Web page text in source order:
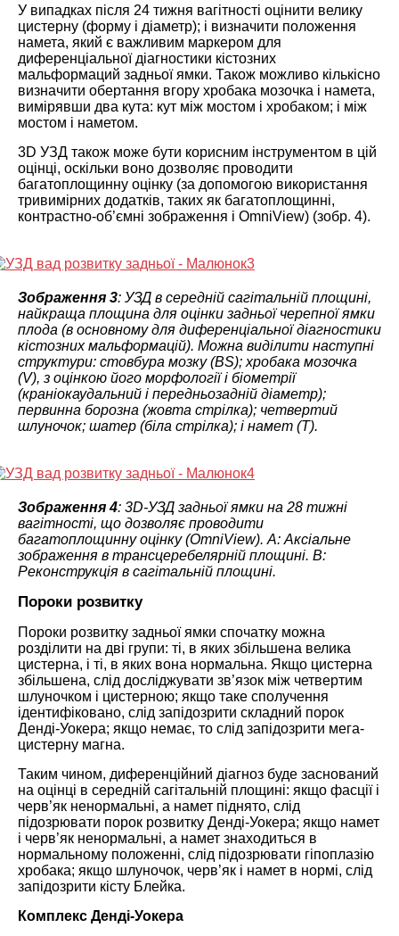
У випадках після 24 тижня вагітності оцінити велику
цистерну (форму і діаметр); і визначити положення
намета, який є важливим маркером для
диференціальної діагностики кістозних
мальформаций задньої ямки. Також можливо кількісно
визначити обертання вгору хробака мозочка і намета,
вимірявши два кута: кут між мостом і хробаком; і між
мостом і наметом.
3D УЗД також може бути корисним інструментом в цій
оцінці, оскільки воно дозволяє проводити
багатоплощинну оцінку (за допомогою використання
тривимірних додатків, таких як багатоплощинні,
контрастно-об’ємні зображення і OmniView) (зобр. 4).
Зображення 3: УЗД в середній сагітальній площині,
найкраща площина для оцінки задньої черепної ямки
плода (в основному для диференціальної діагностики
кістозних мальформацій). Можна виділити наступні
структури: стовбура мозку (BS); хробака мозочка
(V), з оцінкою його морфології і біометрії
(краніокаудальний і передньозадній діаметр);
первинна борозна (жовта стрілка); четвертий
шлуночок; шатер (біла стрілка); і намет (T).
Зображення 4: 3D-УЗД задньої ямки на 28 тижні
вагітності, що дозволяє проводити
багатоплощинну оцінку (OmniView). A: Аксіальне
зображення в трансцеребелярній площині. В:
Реконструкція в сагітальній площині.
Пороки розвитку
Пороки розвитку задньої ямки спочатку можна
розділити на дві групи: ті, в яких збільшена велика
цистерна, і ті, в яких вона нормальна. Якщо цистерна
збільшена, слід досліджувати зв’язок між четвертим
шлуночком і цистерною; якщо таке сполучення
ідентифіковано, слід запідозрити складний порок
Денді-Уокера; якщо немає, то слід запідозрити мега-
цистерну магна.
Таким чином, диференційний діагноз буде заснований
на оцінці в середній сагітальній площині: якщо фасції і
черв’як ненормальні, а намет піднято, слід
підозрювати порок розвитку Денді-Уокера; якщо намет
і черв’як ненормальні, а намет знаходиться в
нормальному положенні, слід підозрювати гіпоплазію
хробака; якщо шлуночок, черв’як і намет в нормі, слід
запідозрити кісту Блейка.
Комплекс Денді-Уокера